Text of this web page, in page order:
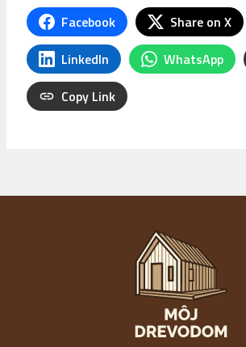
Facebook
Share on X
LinkedIn
WhatsApp
Copy Link